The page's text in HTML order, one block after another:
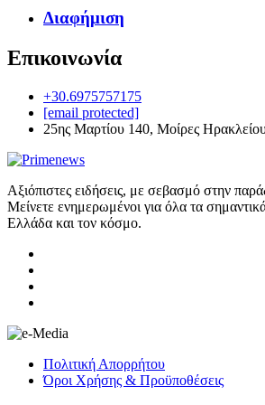
Διαφήμιση
Επικοινωνία
+30.6975757175
[email protected]
25ης Μαρτίου 140, Μοίρες
Αξιόπιστες ειδήσεις, με σεβασμό στην
Μείνετε ενημερωμένοι για όλα τα
Ελλάδα και τον κόσμο.
Πολιτική Απορρήτου
Όροι Χρήσης & Προϋποθέσεις